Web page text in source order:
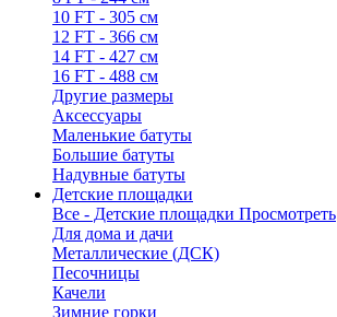
10 FT - 305 см
12 FT - 366 см
14 FT - 427 см
16 FT - 488 см
Другие размеры
Аксессуары
Маленькие батуты
Большие батуты
Надувные батуты
Детские площадки
Все - Детские площадки Просмотреть
Для дома и дачи
Металлические (ДСК)
Песочницы
Качели
Зимние горки